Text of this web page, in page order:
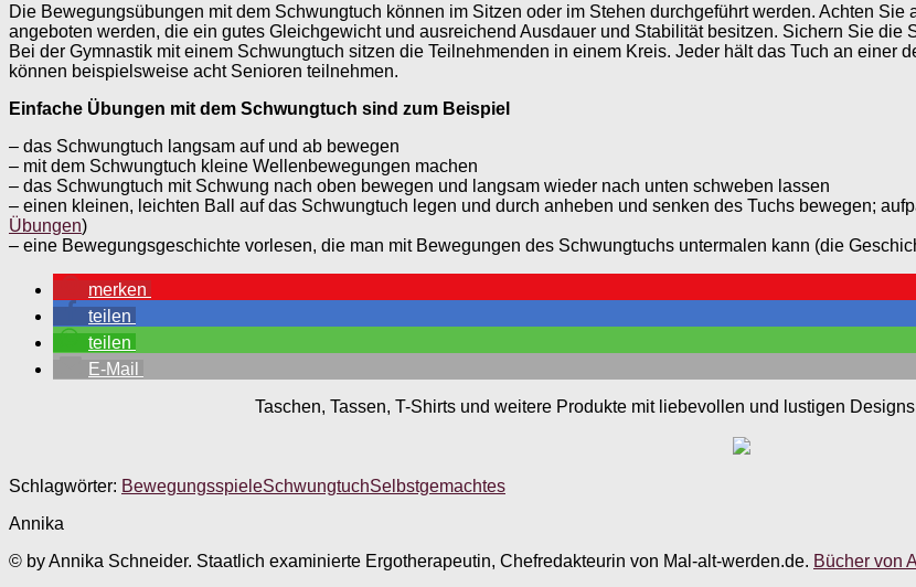
Die Bewegungsübungen mit dem Schwungtuch können im Sitzen oder im Stehen durchgeführt werden. Achten
angeboten werden, die ein gutes Gleichgewicht und ausreichend Ausdauer und Stabilität besitzen. Sichern Sie die
Bei der Gymnastik mit einem Schwungtuch sitzen die Teilnehmenden in einem Kreis. Jeder hält das Tuch an einer
können beispielsweise acht Senioren teilnehmen.
Einfache Übungen mit dem Schwungtuch sind zum Beispiel
– das Schwungtuch langsam auf und ab bewegen
– mit dem Schwungtuch kleine Wellenbewegungen machen
– das Schwungtuch mit Schwung nach oben bewegen und langsam wieder nach unten schweben lassen
– einen kleinen, leichten Ball auf das Schwungtuch legen und durch anheben und senken des Tuchs bewegen;
Übungen)
– eine Bewegungsgeschichte vorlesen, die man mit Bewegungen des Schwungtuchs untermalen kann (die
merken
teilen
teilen
E-Mail
Taschen, Tassen, T-Shirts und weitere Produkte mit liebevollen und lustigen
Schlagwörter: BewegungsspieleSchwungtuchSelbstgemachtes
Annika
© by Annika Schneider. Staatlich examinierte Ergotherapeutin, Chefredakteurin von Mal-alt-werden.de. Bücher von